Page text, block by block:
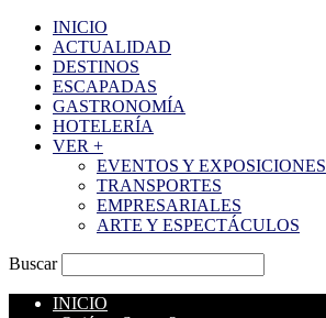
INICIO
ACTUALIDAD
DESTINOS
ESCAPADAS
GASTRONOMÍA
HOTELERÍA
VER +
EVENTOS Y EXPOSICIONES
TRANSPORTES
EMPRESARIALES
ARTE Y ESPECTÁCULOS
Buscar
INICIO